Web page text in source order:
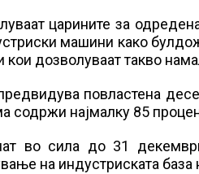
царините за
машини како
кои дозволуваат такво
повластена
содржи најмалку 85
во сила до 31
на индустриската база